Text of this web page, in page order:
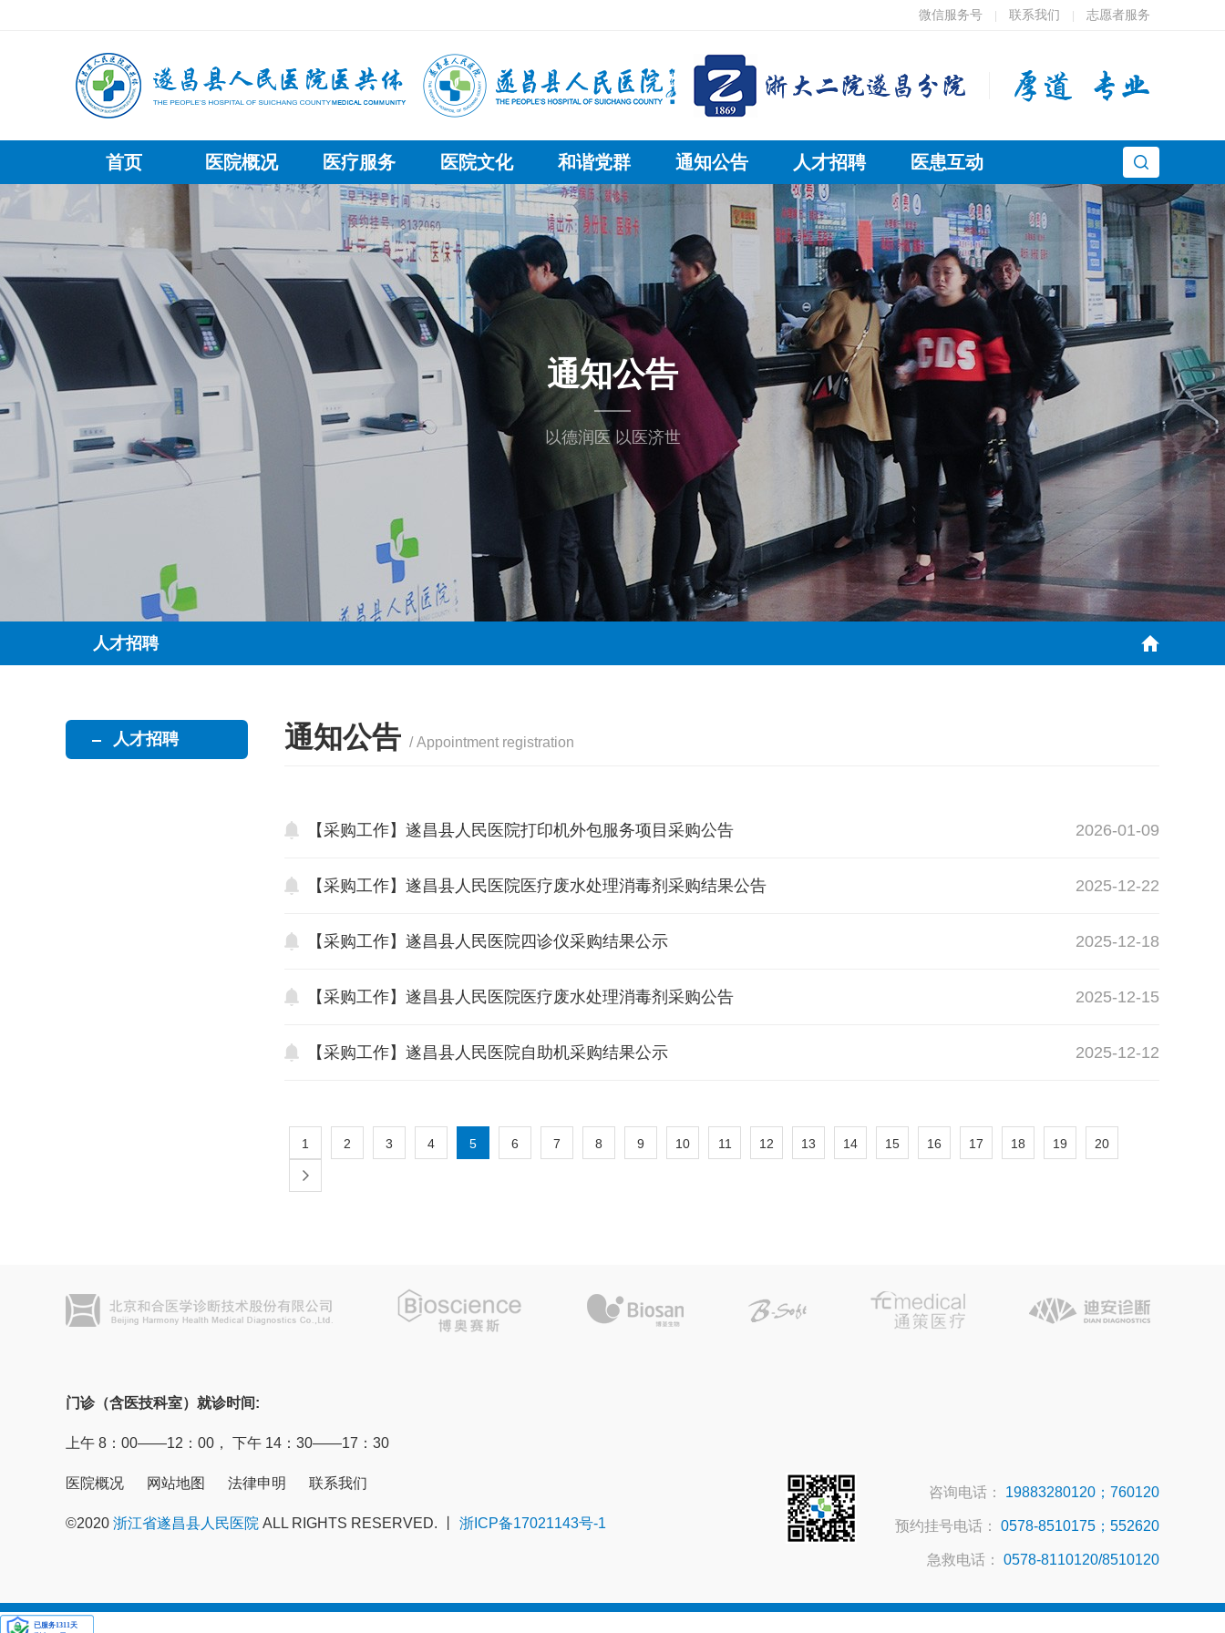
微信服务号 联系我们 志愿者服务
首页 医院概况 医疗服务 医院文化 和谐党群 通知公告 人才招聘 医患互动
通知公告
以德润医 以医济世
人才招聘
人才招聘 通知公告 / Appointment registration
2026-01-09
【采购工作】遂昌县人民医院打印机外包服务项目采购公告
2025-12-22
【采购工作】遂昌县人民医院医疗废水处理消毒剂采购结果公告
2025-12-18
【采购工作】遂昌县人民医院四诊仪采购结果公示
2025-12-15
【采购工作】遂昌县人民医院医疗废水处理消毒剂采购公告
2025-12-12
【采购工作】遂昌县人民医院自助机采购结果公示
1 2 3 4 5 6 7 8 9 10 11 12 13 14 15 16 17 18 19 20
门诊（含医技科室）就诊时间:
上午 8：00——12：00， 下午 14：30——17：30
咨询电话： 19883280120；760120
预约挂号电话： 0578-8510175；552620
急救电话： 0578-8110120/8510120
医院概况 网站地图 法律申明 联系我们
©2020 浙江省遂昌县人民医院 ALL RIGHTS RESERVED. 丨 浙ICP备17021143号-1